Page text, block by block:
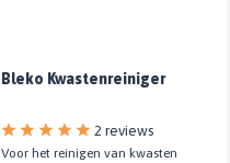
Bleko Kwastenreiniger
2 reviews
Voor het reinigen van kwasten